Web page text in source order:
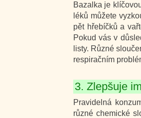
Bazalka je
léků můžete
pět hřebíčků a
Pokud vás v
listy. Různé
respiračním
3. Zlepšuje
Pravidelná
různé chemické